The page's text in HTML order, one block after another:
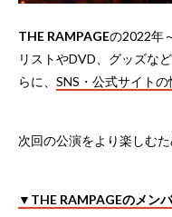
THE RAMPAGEの2022年
リストやDVD、グッズなど
らに、 SNS・公式サイト
次回の公演をより楽しむ
▼THE RAMPAGEのメン